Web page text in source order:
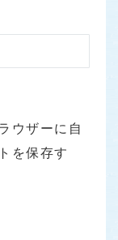
ウザーに自
を保存す